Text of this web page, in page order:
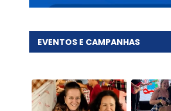
EVENTOS E CAMPANHAS